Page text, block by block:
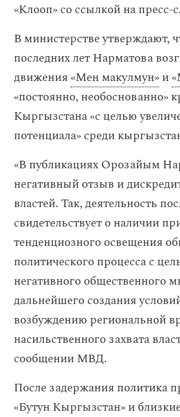
«Клооп» со ссылкой на
В министерстве утверждают,
последних лет Нарматова
движения«Мен макулмун»и
«постоянно, необоснованно»
Кыргызстана «с целью
потенциала» среди
«В публикациях Орозайым
негативный отзыв и
властей. Так, деятельность
свидетельствует о наличии
тенденциозного освещения
политического процесса с
негативного общественного
дальнейшего создания
возбуждению региональной
насильственного захвата
сообщении МВД.
После задержания политика
«Бутун Кыргызстан» и